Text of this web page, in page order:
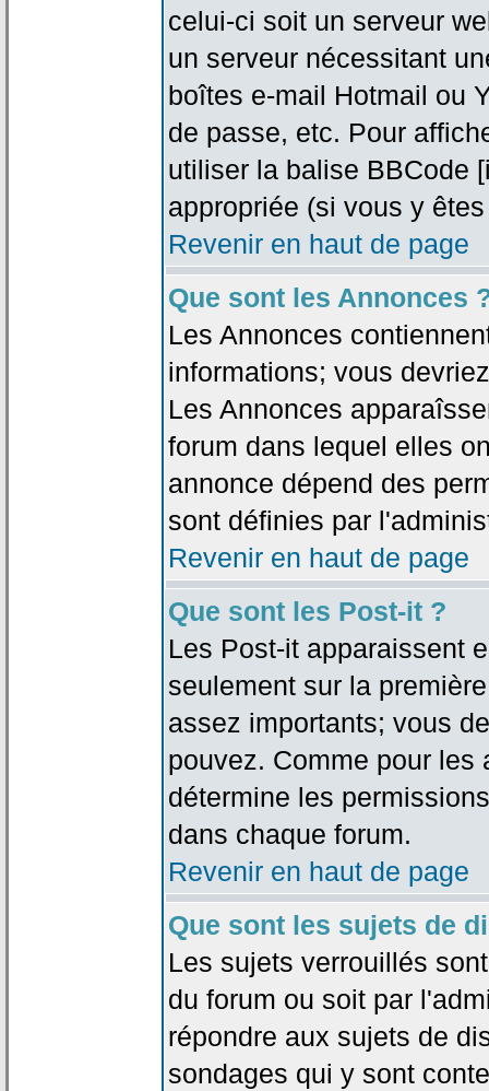
celui-ci soit un serveur
un serveur nécessitant
boîtes e-mail Hotmail ou
de passe, etc. Pour
utiliser la balise BBCode
appropriée (si vous y
Revenir en haut de page
Que sont les Annonces
Les Annonces
informations; vous
Les Annonces
forum dans lequel elles
annonce dépend des
sont définies par
Revenir en haut de page
Que sont les Post-it ?
Les Post-it apparaissent
seulement sur la
assez importants; vous
pouvez. Comme pour les
détermine les
dans chaque forum.
Revenir en haut de page
Que sont les sujets de
Les sujets verrouillés
du forum ou soit par
répondre aux sujets de
sondages qui y sont